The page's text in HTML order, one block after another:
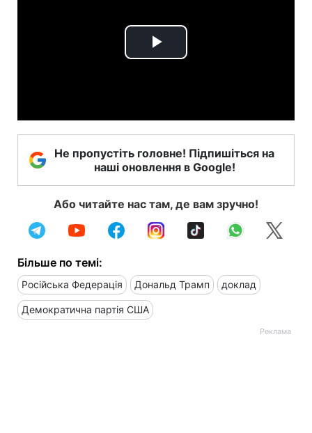
Play
Не пропустіть головне! Підпишіться на
наші оновлення в Google!
Або читайте нас там, де вам зручно!
Більше по темі:
Російська Федерація Дональд Трамп доклад
Демократична партія США